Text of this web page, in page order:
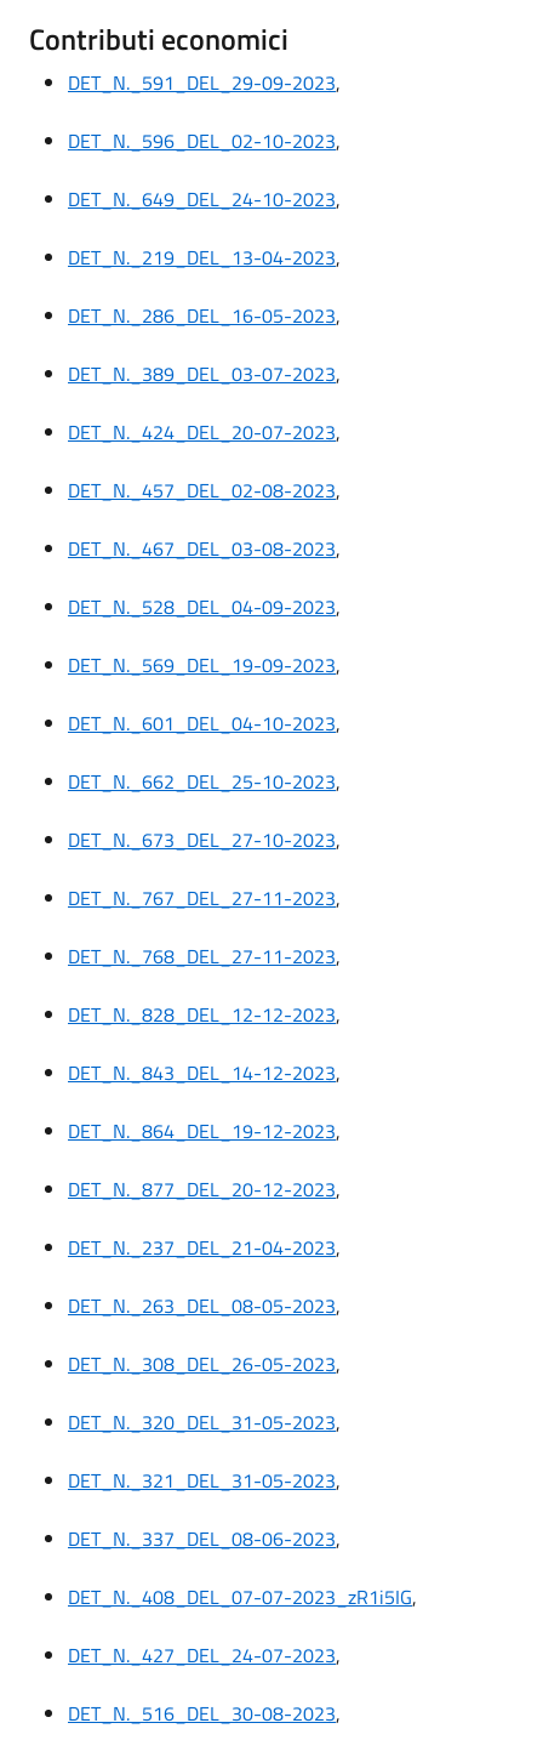
Contributi economici
DET_N._591_DEL_29-09-2023,
DET_N._596_DEL_02-10-2023,
DET_N._649_DEL_24-10-2023,
DET_N._219_DEL_13-04-2023,
DET_N._286_DEL_16-05-2023,
DET_N._389_DEL_03-07-2023,
DET_N._424_DEL_20-07-2023,
DET_N._457_DEL_02-08-2023,
DET_N._467_DEL_03-08-2023,
DET_N._528_DEL_04-09-2023,
DET_N._569_DEL_19-09-2023,
DET_N._601_DEL_04-10-2023,
DET_N._662_DEL_25-10-2023,
DET_N._673_DEL_27-10-2023,
DET_N._767_DEL_27-11-2023,
DET_N._768_DEL_27-11-2023,
DET_N._828_DEL_12-12-2023,
DET_N._843_DEL_14-12-2023,
DET_N._864_DEL_19-12-2023,
DET_N._877_DEL_20-12-2023,
DET_N._237_DEL_21-04-2023,
DET_N._263_DEL_08-05-2023,
DET_N._308_DEL_26-05-2023,
DET_N._320_DEL_31-05-2023,
DET_N._321_DEL_31-05-2023,
DET_N._337_DEL_08-06-2023,
DET_N._408_DEL_07-07-2023_zR1i5IG,
DET_N._427_DEL_24-07-2023,
DET_N._516_DEL_30-08-2023,